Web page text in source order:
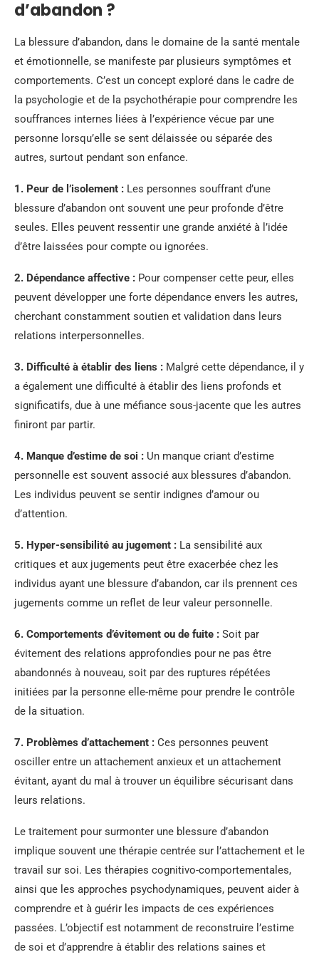
d’abandon ?
La blessure d’abandon, dans le domaine de la santé mentale
et émotionnelle, se manifeste par plusieurs symptômes et
comportements. C’est un concept exploré dans le cadre de
la psychologie et de la psychothérapie pour comprendre les
souffrances internes liées à l’expérience vécue par une
personne lorsqu’elle se sent délaissée ou séparée des
autres, surtout pendant son enfance.
1. Peur de l’isolement : Les personnes souffrant d’une
blessure d’abandon ont souvent une peur profonde d’être
seules. Elles peuvent ressentir une grande anxiété à l’idée
d’être laissées pour compte ou ignorées.
2. Dépendance affective : Pour compenser cette peur, elles
peuvent développer une forte dépendance envers les autres,
cherchant constamment soutien et validation dans leurs
relations interpersonnelles.
3. Difficulté à établir des liens : Malgré cette dépendance, il y
a également une difficulté à établir des liens profonds et
significatifs, due à une méfiance sous-jacente que les autres
finiront par partir.
4. Manque d’estime de soi : Un manque criant d’estime
personnelle est souvent associé aux blessures d’abandon.
Les individus peuvent se sentir indignes d’amour ou
d’attention.
5. Hyper-sensibilité au jugement : La sensibilité aux
critiques et aux jugements peut être exacerbée chez les
individus ayant une blessure d’abandon, car ils prennent ces
jugements comme un reflet de leur valeur personnelle.
6. Comportements d’évitement ou de fuite : Soit par
évitement des relations approfondies pour ne pas être
abandonnés à nouveau, soit par des ruptures répétées
initiées par la personne elle-même pour prendre le contrôle
de la situation.
7. Problèmes d’attachement : Ces personnes peuvent
osciller entre un attachement anxieux et un attachement
évitant, ayant du mal à trouver un équilibre sécurisant dans
leurs relations.
Le traitement pour surmonter une blessure d’abandon
implique souvent une thérapie centrée sur l’attachement et le
travail sur soi. Les thérapies cognitivo-comportementales,
ainsi que les approches psychodynamiques, peuvent aider à
comprendre et à guérir les impacts de ces expériences
passées. L’objectif est notamment de reconstruire l’estime
de soi et d’apprendre à établir des relations saines et